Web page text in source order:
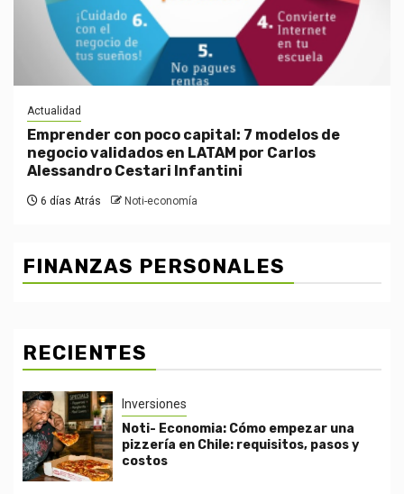
Actualidad
Emprender con poco capital: 7 modelos de
negocio validados en LATAM por Carlos
Alessandro Cestari Infantini
6 días Atrás Noti-economía
FINANZAS PERSONALES
RECIENTES
Inversiones
Noti- Economia: Cómo empezar una
pizzería en Chile: requisitos, pasos y
costos